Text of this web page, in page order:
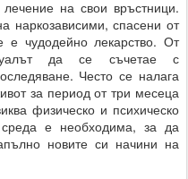
на свои връстници.
наркозависими, спасени от
чудодейно лекарство. От
да се съчетае с
Често се налага
за период от три месеца
физическо и психическо
среда е необходима, за да
новите си начини на